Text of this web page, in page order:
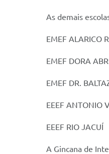
As demais
EMEF ALARICO
EMEF DORA
EMEF DR.
EEEF ANTONIO
EEEF RIO JACUÍ
A Gincana de